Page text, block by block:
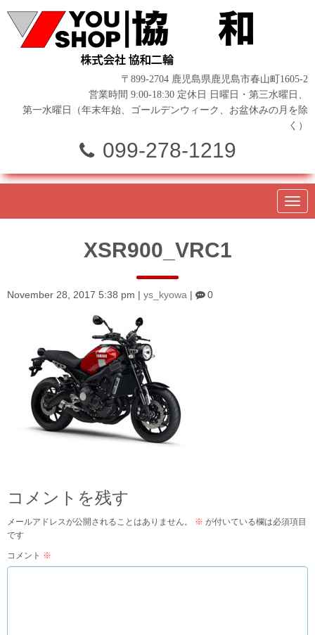
〒899-2704 鹿児島県鹿児島市春山町1605-2
営業時間 9:00-18:30 定休日 日曜日・第三水曜日、
第一水曜日（年末年始、ゴールデンウィーク、お盆休みの月を除
く）
099-278-1219
N
a
XSR900_VRC1
November 28, 2017 5:38 pm ys_kyowa 0
コメントを残す
メールアドレスが公開されることはありません。 ※ が付いている欄は必須項目
です
コメント ※